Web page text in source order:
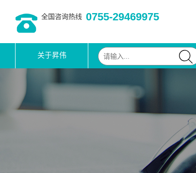
全国咨询热线 0755-29469975
关于昇伟